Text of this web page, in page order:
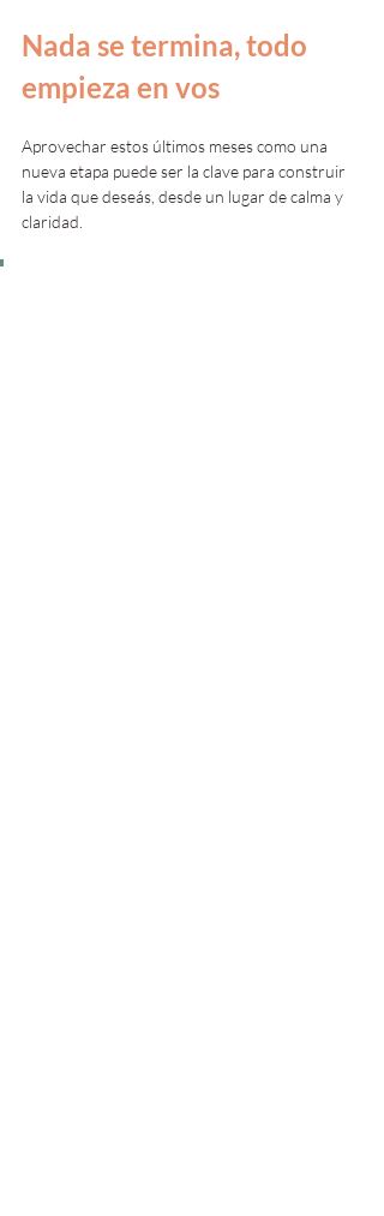
Nada se termina, todo
empieza en vos
Aprovechar estos últimos meses como una
nueva etapa puede ser la clave para construir
la vida que deseás, desde un lugar de calma y
claridad.